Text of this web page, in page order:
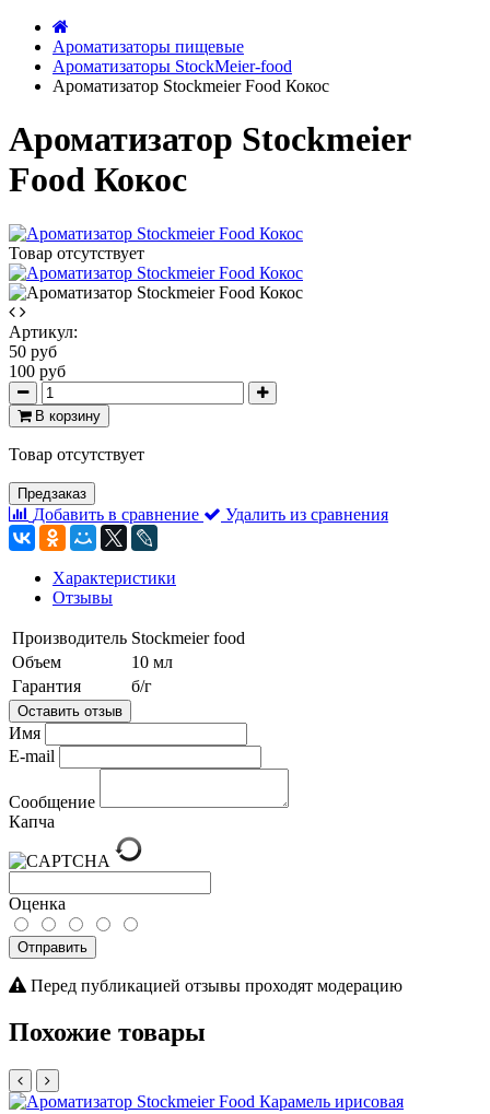
Ароматизаторы пищевые
Ароматизаторы StockMeier-food
Ароматизатор Stockmeier Food Кокос
Ароматизатор Stockmeier
Food Кокос
Товар отсутствует
Артикул:
50 руб
100 руб
В корзину
Товар отсутствует
Предзаказ
Добавить в сравнение Удалить из сравнения
Характеристики
Отзывы
Производитель Stockmeier food
Объем
10 мл
Гарантия
б/г
Оставить отзыв
Имя
E-mail
Сообщение
Капча
Оценка
Отправить
Перед публикацией отзывы проходят модерацию
Похожие товары